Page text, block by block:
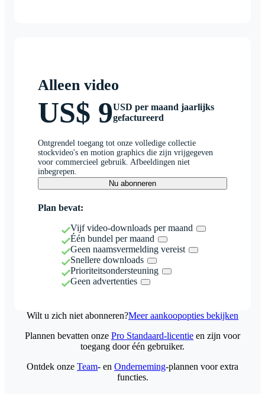
Alleen video
US$ 9USD per maand jaarlijks
gefactureerd
Ontgrendel toegang tot onze volledige collectie
stockvideo's en motion graphics die zijn vrijgegeven
voor commercieel gebruik. Afbeeldingen niet
inbegrepen.
Nu abonneren
Plan bevat:
Vijf video-downloads per maand
Één bundel per maand
Geen naamsvermelding vereist
Snellere downloads
Prioriteitsondersteuning
Geen advertenties
Wilt u zich niet abonneren?Meer aankoopopties bekijken
Plannen bevatten onze Pro Standaard-licentie en zijn voor
toegang door één gebruiker.
Ontdek onze Team- en Onderneming-plannen voor extra
functies.